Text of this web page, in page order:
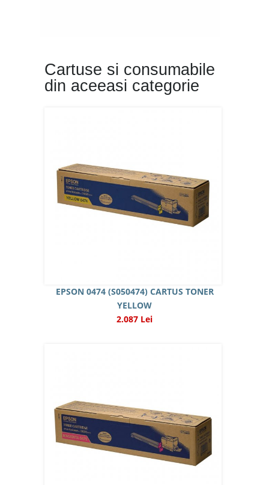
Cartuse si consumabile
din aceeasi categorie
EPSON 0474 (S050474) CARTUS TONER
YELLOW
2.087 Lei